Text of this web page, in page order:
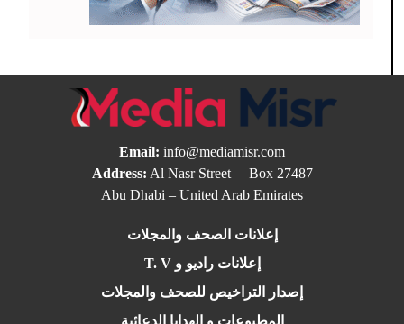
Email: info@mediamisr.com
Address: Al Nasr Street – Box 27487
Abu Dhabi – United Arab Emirates
إعلانات الصحف والمجلات
إعلانات راديو و T. V
إصدار التراخيص للصحف والمجلات